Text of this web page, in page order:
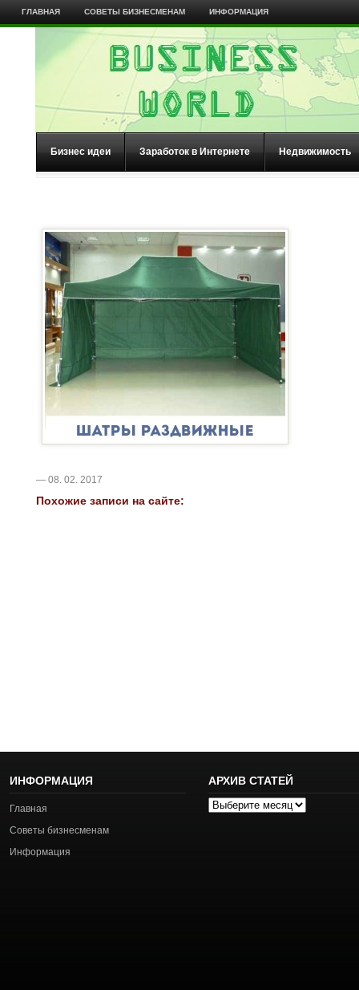
ГЛАВНАЯ СОВЕТЫ БИЗНЕСМЕНАМ ИНФОРМАЦИЯ
Бизнес идеи Заработок в Интернете Недвижимость
— 08. 02. 2017
Похожие записи на сайте:
ИНФОРМАЦИЯ
Главная
Советы бизнесменам
Информация
АРХИВ СТАТЕЙ
Архив